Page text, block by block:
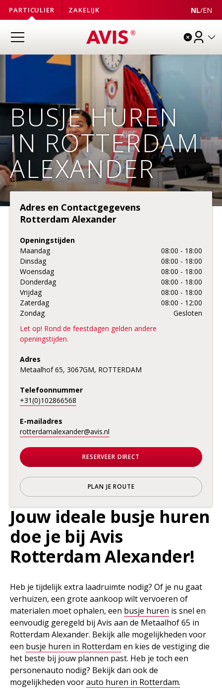
PARTICULIER ZAKELIJK NL/EN
BUSJE HUREN
IN ROTTERDAM
ALEXANDER
Jouw ideale busje huren
doe je bij Avis
Rotterdam Alexander!
Heb je tijdelijk extra laadruimte nodig? Of je nu gaat
verhuizen, een grote aankoop wilt vervoeren of
materialen moet ophalen, een busje huren is snel en
eenvoudig geregeld bij Avis aan de Metaalhof 65 in
Rotterdam Alexander. Bekijk alle mogelijkheden voor
een busje huren in Rotterdam en kies de vestiging die
het beste bij jouw plannen past. Heb je toch een
personenauto nodig? Bekijk dan ook de
mogelijkheden voorauto huren in Rotterdam.
Adres en Contactgegevens
Rotterdam Alexander
Openingstijden
Maandag
08:00 - 18:00
Dinsdag
08:00 - 18:00
Woensdag
08:00 - 18:00
Donderdag
08:00 - 18:00
Vrijdag
08:00 - 18:00
Zaterdag
08:00 - 12:00
Zondag
Gesloten
Let op! Rond de feestdagen gelden andere
openingstijden.
Adres
Metaalhof 65, 3067GM, ROTTERDAM
Telefoonnummer
+31(0)102866568
E-mailadres
rotterdamalexander@avis.nl
RESERVEER DIRECT
PLAN JE ROUTE